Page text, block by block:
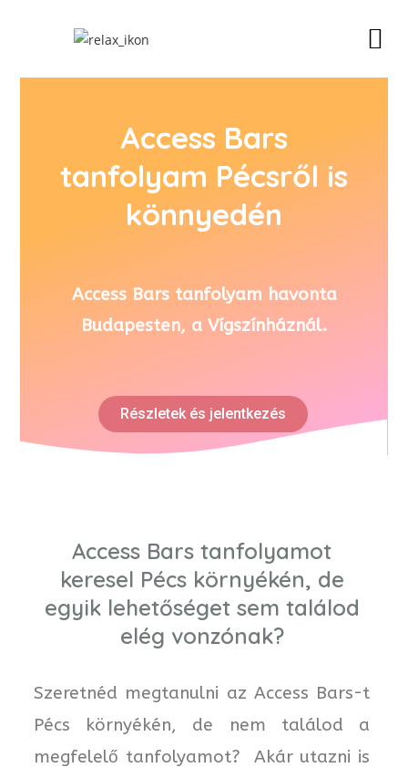
Access Bars
tanfolyam Pécsről is
könnyedén
Access Bars tanfolyam havonta
Budapesten, a Vígszínháznál.
Részletek és jelentkezés
Access Bars tanfolyamot
keresel Pécs környékén, de
egyik lehetőséget sem találod
elég vonzónak?
Szeretnéd megtanulni az Access Bars-t
Pécs környékén, de nem találod a
megfelelő tanfolyamot? Akár utazni is